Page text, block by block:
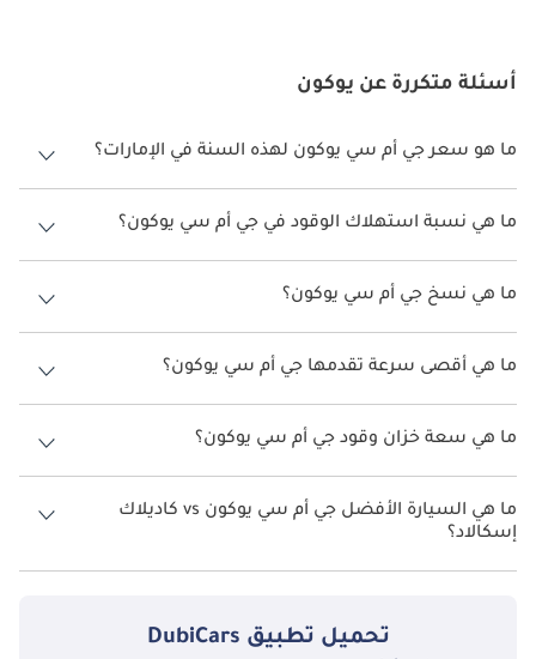
أسئلة متكررة عن يوكون
ما هو سعر جي أم سي يوكون لهذه السنة في الإمارات؟
جي أم سي يوكون لهذه السنة في الإمارات هو 252,100 -
345,800.
ما هي نسبة استهلاك الوقود في جي أم سي يوكون؟
اقترحت الشركة المصنعة أن تكون نسبة توفير استهلاك الوقود لسيارة جي أم
سي يوكون هو 6 كم/ليتر - 7 كم/ليتر.
ما هي نسخ جي أم سي يوكون؟
نسخ جي أم سي يوكون هي 5.3 V8 SLE (2WD)، 5.3 V8 AT4 (AWD) و 5.3 V8
Denali (AWD).
ما هي أقصى سرعة تقدمها جي أم سي يوكون؟
السرعة القصوى جي أم سي يوكون هي TBD.
ما هي سعة خزان وقود جي أم سي يوكون؟
تبلغ سعة خزان الوقود في جي أم سي يوكون 91 ليتر.
ما هي السيارة الأفضل جي أم سي يوكون vs كاديلاك
إسكالاد؟
تبدأ أسعارجي أم سي يوكونفي الإمارات من 252,100
إماراتي، وتبدأ أسعار
تحميل تطبيق DubiCars